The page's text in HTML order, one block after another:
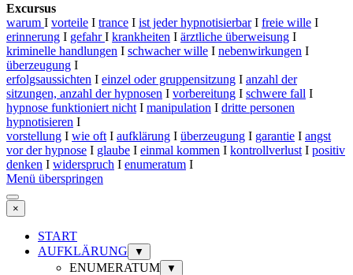
Excursus
warum I vorteile I trance I ist jeder hypnotisierbarI freie wille I
erinnerung I gefahrI krankheiten I ärztliche überweisung I
kriminelle handlungen I schwacher wille I nebenwirkungen I
überzeugung I
erfolgsaussichten I einzel oder gruppensitzung I anzahl der
sitzungen, anzahl der hypnosen I vorbereitung I schwere fall I
hypnose funktioniert nicht I manipulation I dritte personen
hypnotisieren I
vorstellung I wie oft I aufklärung I überzeugung I garantie I angst
vor der hypnose I glaube I einmal kommen I kontrollverlust I positiv
denken I widerspruch I enumeratum I
Menü überspringen
×
START
AUFKLÄRUNG
▼
ENUMERATUM ▼